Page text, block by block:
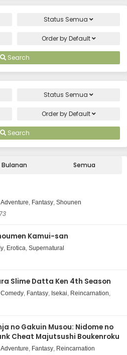
Status Semua
Order byDefault
Search
Status Semua
Order byDefault
Search
Bulanan Semua
Adventure, Fantasy, Shounen
Kamui-san
, Erotica, Supernatural
Slime Datta Ken 4th Season
Comedy, Fantasy, Isekai, Reincarnation,
no Gakuin Musou: Nidome no
Cheat Majutsushi Boukenroku
Adventure, Fantasy, Reincarnation